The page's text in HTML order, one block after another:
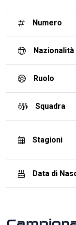
Numero
Nazionalità
Ruolo
Squadra
Stagioni
Data di